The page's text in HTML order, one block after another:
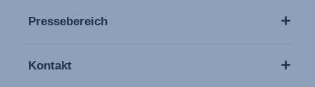
Pressebereich
Kontakt